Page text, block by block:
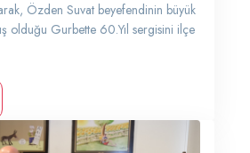
Özden Suvat beyefendinin büyük
olduğu Gurbette 60.Yıl sergisini ilçe